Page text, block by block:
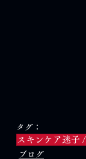
タグ：
ブログ